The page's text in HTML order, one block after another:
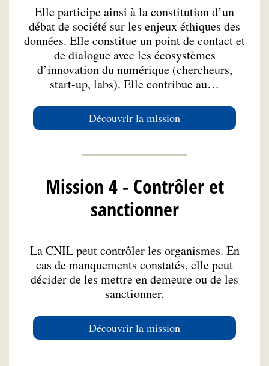
Elle participe ainsi à la constitution d’un
débat de société sur les enjeux éthiques des
données. Elle constitue un point de contact et
de dialogue avec les écosystèmes
d’innovation du numérique (chercheurs,
start-up, labs). Elle contribue au…
Découvrir la mission
Mission 4 - Contrôler et
sanctionner
La CNIL peut contrôler les organismes. En
cas de manquements constatés, elle peut
décider de les mettre en demeure ou de les
sanctionner.
Découvrir la mission